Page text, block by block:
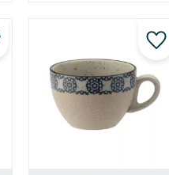
till i favoriter